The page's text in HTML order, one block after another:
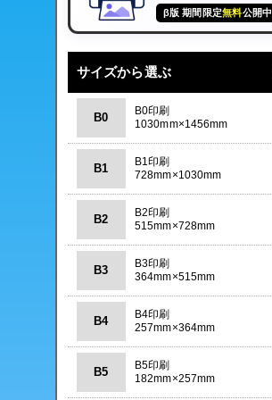
β版 期間限定無料公開中
サイズから選ぶ
B0
B0印刷
1030mm×1456mm
B1
B1印刷
728mm×1030mm
B2
B2印刷
515mm×728mm
B3
B3印刷
364mm×515mm
B4
B4印刷
257mm×364mm
B5
B5印刷
182mm×257mm